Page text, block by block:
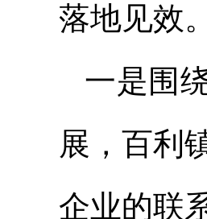
落地见效。
一是围
展，百利
企业的联